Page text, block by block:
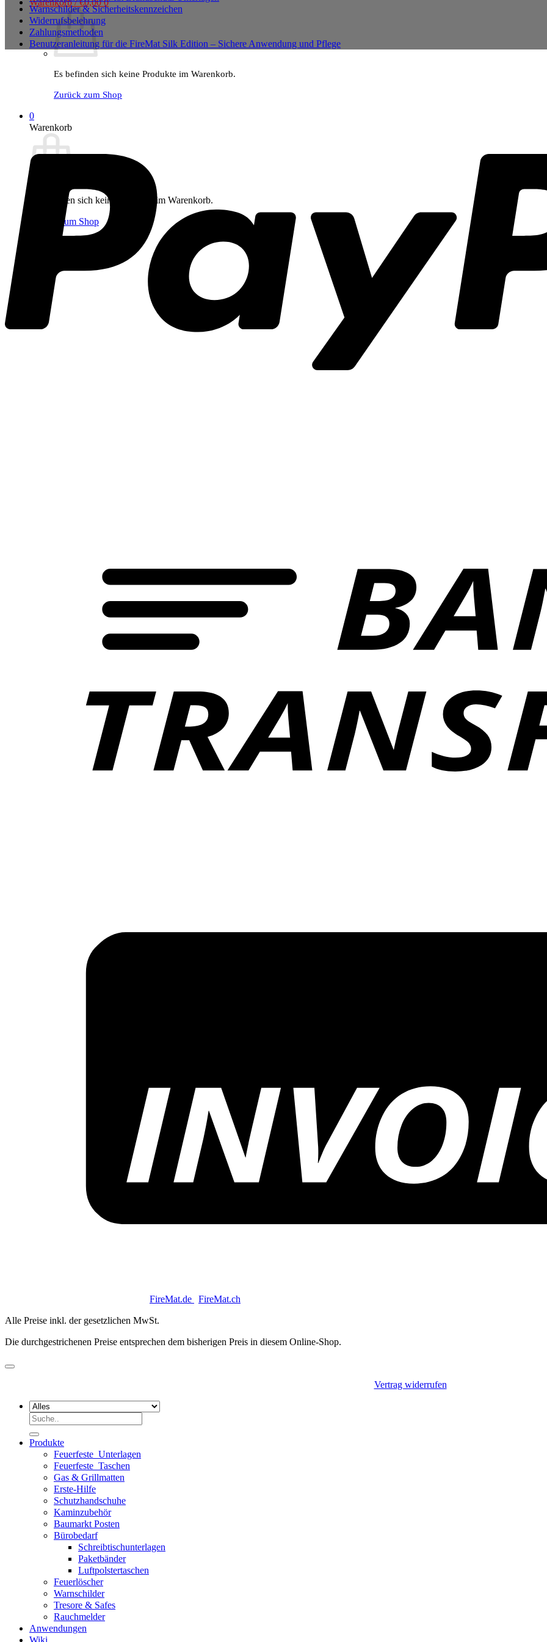
Warenkorb /€0,00 0
Es befinden sich keine Produkte im Warenkorb.
Zurück zum Shop
0
Warenkorb
Es befinden sich keine Produkte im Warenkorb.
Zurück zum Shop
Warnschilder & Sicherheitskennzeichen
Widerrufsbelehrung
Zahlungsmethoden
Benutzeranleitung für die FireMat Silk Edition – Sichere Anwendung und Pflege
FireMat.de FireMat.ch
Alle Preise inkl. der gesetzlichen MwSt.
Die durchgestrichenen Preise entsprechen dem bisherigen Preis in diesem Online-Shop.
Vertrag widerrufen
Suchen
Produkte
Feuerfeste_Unterlagen
Feuerfeste_Taschen
Gas & Grillmatten
Erste-Hilfe
Schutzhandschuhe
Kaminzubehör
Baumarkt Posten
Bürobedarf
Schreibtischunterlagen
Paketbänder
Luftpolstertaschen
Feuerlöscher
Warnschilder
Tresore & Safes
Rauchmelder
Anwendungen
Wiki